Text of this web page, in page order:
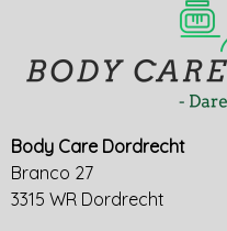
Body Care Dordrecht
Branco 27
3315 WR Dordrecht